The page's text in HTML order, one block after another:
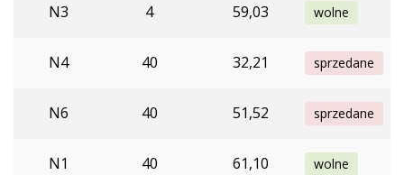
N3 4 59,03 wolne
N4 40 32,21 sprzedane
N6 40 51,52 sprzedane
N1 40 61,10 wolne